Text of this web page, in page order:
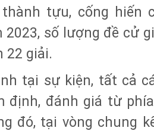
tựu, cống hiến
2023, số lượng đề cử
22 giải.
tại sự kiện, tất cả
định, đánh giá từ
đó, tại vòng chung